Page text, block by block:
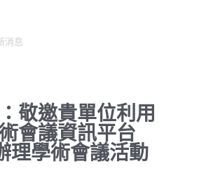
消息
敬邀貴單位利用
會議資訊平台
理學術會議活動